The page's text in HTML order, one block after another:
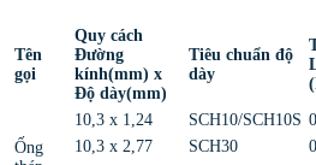
Tên
gọi
Quy cách
Đường
kính(mm) x
Độ dày(mm)
Tiêu chuẩn độ
dày
Ống
10,3 x 1,24 SCH10/SCH10S
10,3 x 2,77
SCH30